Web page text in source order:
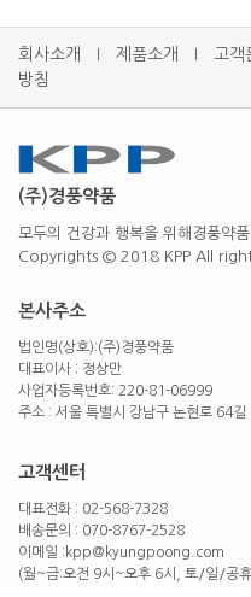
회사소개 제품소개 고객
방침
(주)경풍약품
모두의 건강과 행복을 위해경풍약
Copyrights © 2018 KPP All
본사주소
법인명(상호):(주)경풍약품
대표이사 : 정상만
사업자등록번호: 220-81-06999
주소 : 서울 특별시 강남구 논현로 64
고객센터
대표전화 : 02-568-7328
배송문의 : 070-8767-2528
이메일 :kpp@kyungpoong.com
(월~금:오전 9시~오후 6시, 토/일/공